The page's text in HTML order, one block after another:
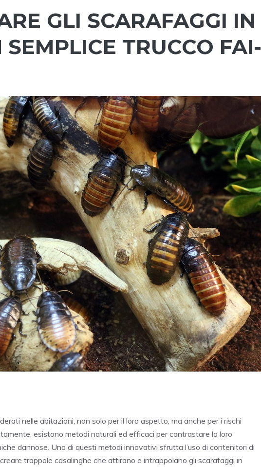
GLI SCARAFAGGI IN
TRUCCO FAI-
nelle abitazioni, non solo per il loro aspetto, ma anche per i rischi
esistono metodi naturali ed efficaci per contrastare la loro
dannose. Uno di questi metodi innovativi sfrutta l’uso di contenitori di
trappole casalinghe che attirano e intrappolano gli scarafaggi in